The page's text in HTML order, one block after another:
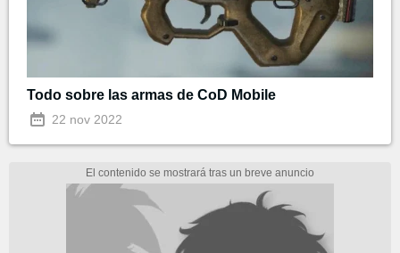
Todo sobre las armas de CoD Mobile
22 nov 2022